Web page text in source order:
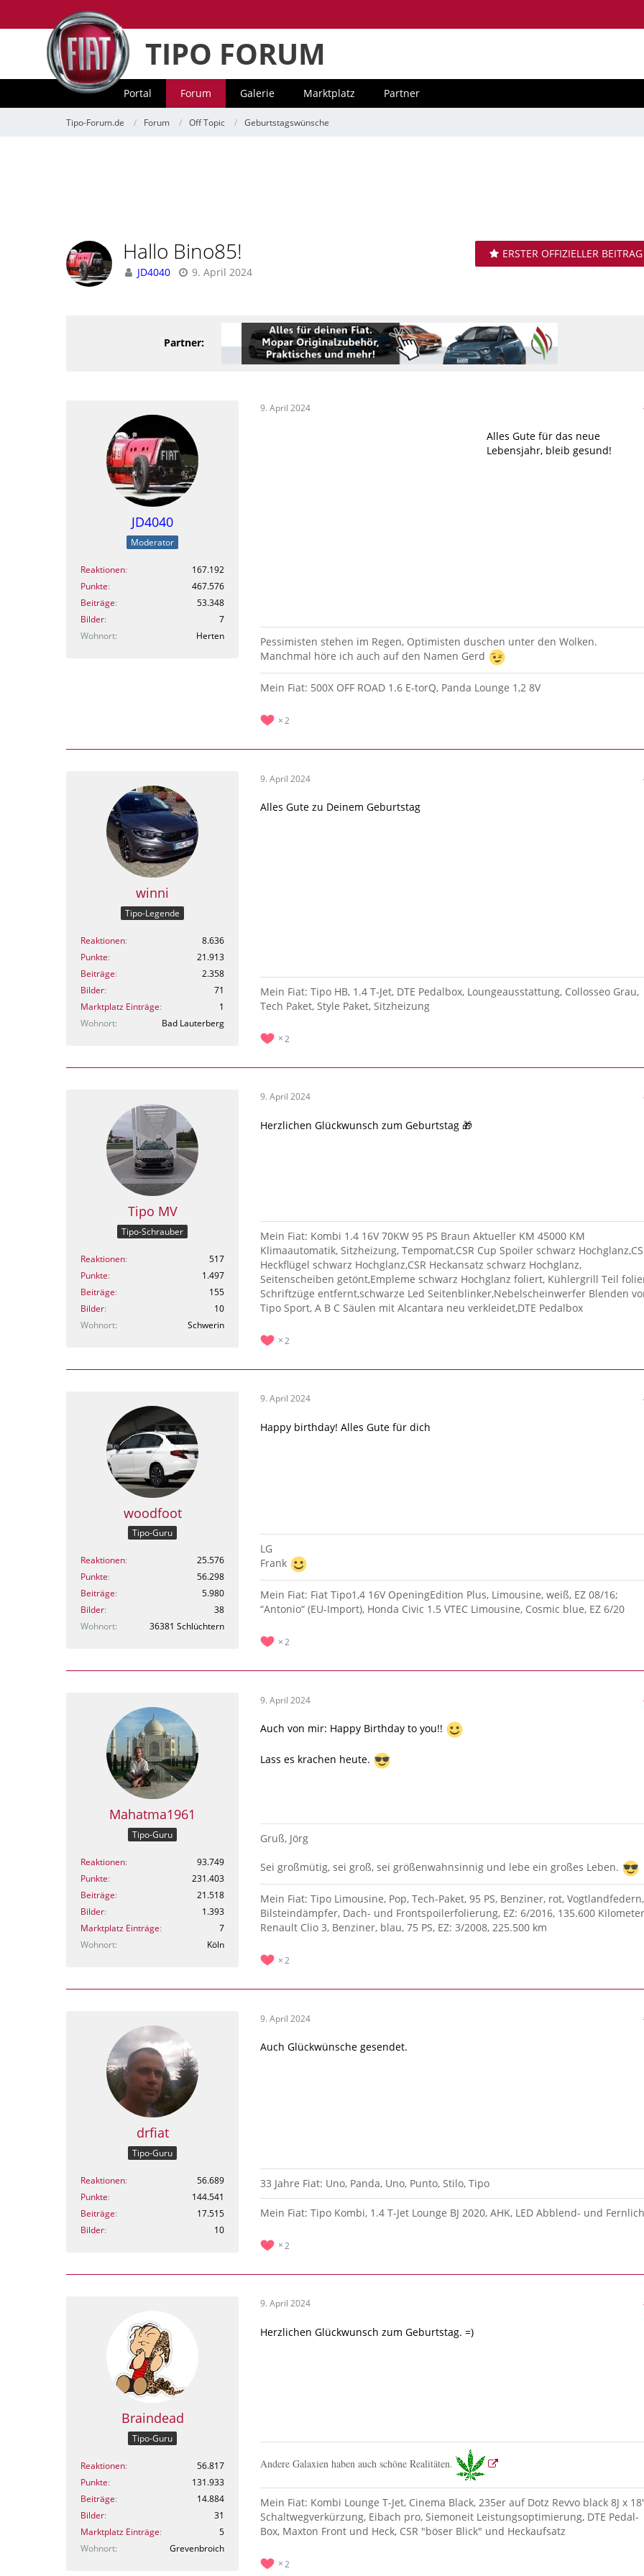
TIPO FORUM
Portal Forum Galerie Marktplatz Partner
Tipo-Forum.de Forum Off Topic Geburtstagswünsche
Hallo Bino85!
JD4040 9. April 2024
ERSTER OFFIZIELLER BEITRAG
Partner:
JD4040
Moderator
Reaktionen
167.192
Punkte
467.576
Beiträge
53.348
Bilder
7
Wohnort
Herten
9. April 2024
Alles Gute für das neue
Lebensjahr, bleib gesund!
Pessimisten stehen im Regen, Optimisten duschen unter den Wolken.
Manchmal höre ich auch auf den Namen Gerd
Mein Fiat: 500X OFF ROAD 1.6 E-torQ, Panda Lounge 1,2 8V
2
winni
Tipo-Legende
Reaktionen
8.636
Punkte
21.913
Beiträge
2.358
Bilder
71
Marktplatz Einträge
1
Wohnort
Bad Lauterberg
9. April 2024
Alles Gute zu Deinem Geburtstag
Mein Fiat: Tipo HB, 1.4 T-Jet, DTE Pedalbox, Loungeausstattung, Collosseo Grau,
Tech Paket, Style Paket, Sitzheizung
2
Tipo MV
Tipo-Schrauber
Reaktionen
517
Punkte
1.497
Beiträge
155
Bilder
10
Wohnort
Schwerin
9. April 2024
Herzlichen Glückwunsch zum Geburtstag 🎁
Mein Fiat: Kombi 1.4 16V 70KW 95 PS Braun Aktueller KM 45000 KM
Klimaautomatik, Sitzheizung, Tempomat,CSR Cup Spoiler schwarz
Heckflügel schwarz Hochglanz,CSR Heckansatz schwarz Hochglanz,
Seitenscheiben getönt,Empleme schwarz Hochglanz foliert, Kühlergrill Teil
Schriftzüge entfernt,schwarze Led Seitenblinker,Nebelscheinwerfer Blenden
Tipo Sport, A B C Säulen mit Alcantara neu verkleidet,DTE Pedalbox
2
woodfoot
Tipo-Guru
Reaktionen
25.576
Punkte
56.298
Beiträge
5.980
Bilder
38
Wohnort
36381 Schlüchtern
9. April 2024
Happy birthday! Alles Gute für dich
LG
Frank
Mein Fiat: Fiat Tipo1,4 16V OpeningEdition Plus, Limousine, weiß, EZ 08/16;
“Antonio“ (EU-Import), Honda Civic 1.5 VTEC Limousine, Cosmic blue, EZ 6/20
2
Mahatma1961
Tipo-Guru
Reaktionen
93.749
Punkte
231.403
Beiträge
21.518
Bilder
1.393
Marktplatz Einträge
7
Wohnort
Köln
9. April 2024
Auch von mir: Happy Birthday to you!!
Lass es krachen heute.
Gruß, Jörg
Sei großmütig, sei groß, sei größenwahnsinnig und lebe ein großes Leben.
Mein Fiat: Tipo Limousine, Pop, Tech-Paket, 95 PS, Benziner, rot, Vogtlandfedern,
Bilsteindämpfer, Dach- und Frontspoilerfolierung, EZ: 6/2016, 135.600
Renault Clio 3, Benziner, blau, 75 PS, EZ: 3/2008, 225.500 km
2
drfiat
Tipo-Guru
Reaktionen
56.689
Punkte
144.541
Beiträge
17.515
Bilder
10
9. April 2024
Auch Glückwünsche gesendet.
33 Jahre Fiat: Uno, Panda, Uno, Punto, Stilo, Tipo
Mein Fiat: Tipo Kombi, 1.4 T-Jet Lounge BJ 2020, AHK, LED Abblend- und
2
Braindead
Tipo-Guru
Reaktionen
56.817
Punkte
131.933
Beiträge
14.884
Bilder
31
Marktplatz Einträge
5
Wohnort
Grevenbroich
9. April 2024
Herzlichen Glückwunsch zum Geburtstag. =)
Andere Galaxien haben auch schöne Realitäten.
Mein Fiat: Kombi Lounge T-Jet, Cinema Black, 235er auf Dotz Revvo black 8J x
Schaltwegverkürzung, Eibach pro, Siemoneit Leistungsoptimierung, DTE Pedal-
Box, Maxton Front und Heck, CSR "böser Blick" und Heckaufsatz
2